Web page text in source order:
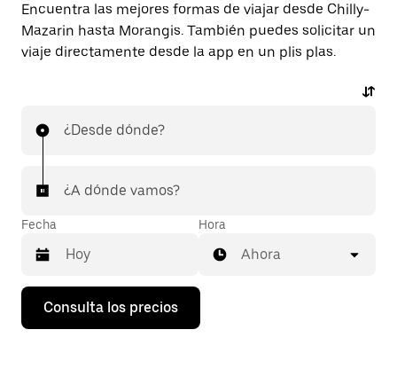
Encuentra las mejores formas de viajar desde Chilly-
Mazarin hasta Morangis. También puedes solicitar un
viaje directamente desde la app en un plis plas.
¿Desde dónde?
¿A dónde vamos?
Fecha
Pulsa
flecha
Hora
Ahora
Consulta los precios